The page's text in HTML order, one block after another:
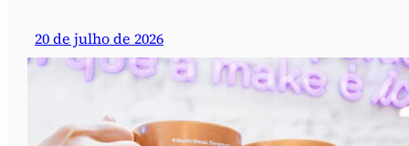
20 de julho de 2026